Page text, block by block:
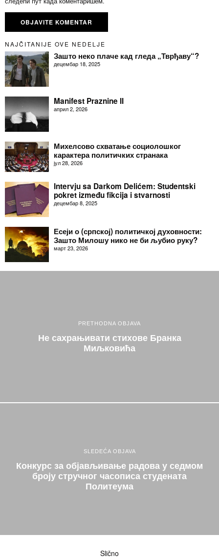
NAJČITANIJE OVE NEDELJE
Зашто неко плаче кад гледа „Тврђаву“?
децембар 18, 2025
Manifest Praznine II
април 2, 2026
Михелсово схватање социолошког
карактера политичких странака
јул 28, 2026
Intervju sa Darkom Delićem: Studentski
pokret između fikcija i stvarnosti
децембар 8, 2025
Есеји о (српској) политичкој духовности:
Зашто Милошу нико не би љубио руку?
март 23, 2026
PRETHODNA OBJAVA
Не сахрањивати стихове Бранка
Миљковића
SLEDEĆA OBJAVA
Конкурс за објављивање радова у седмом
броју стручног часописа студената
Политеума
Slično